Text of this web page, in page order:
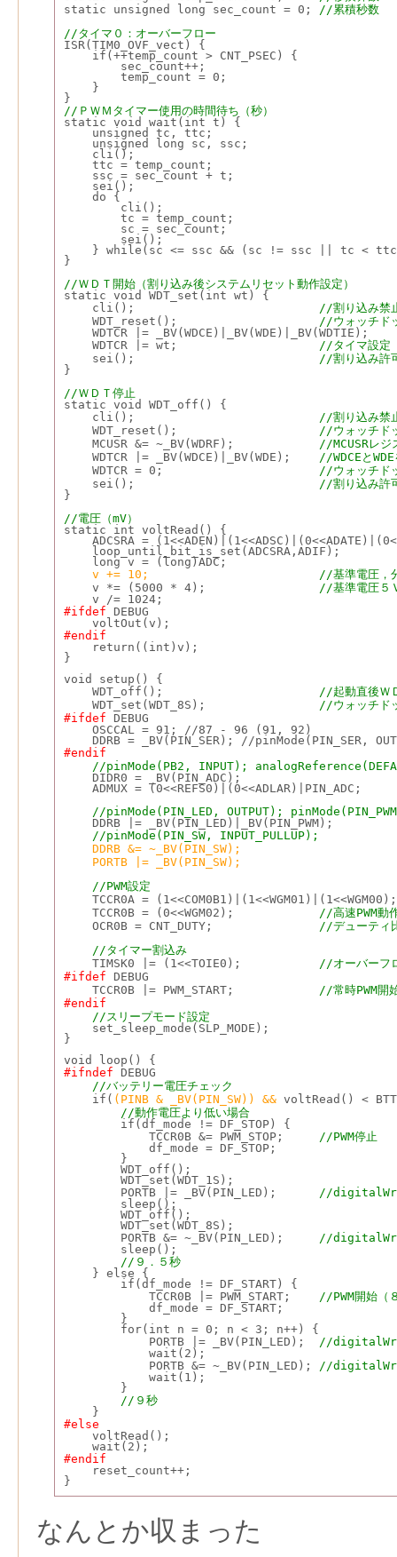
static unsigned long sec_count = 0; //累積秒数
//タイマ０：オーバーフロー
ISR(TIM0_OVF_vect) {
    if(++temp_count > CNT_PSEC) {
        sec_count++;
        temp_count = 0;
    }
}
//ＰＷＭタイマー使用の時間待ち（秒）
static void wait(int t) {
    unsigned tc, ttc;
    unsigned long sc, ssc;
    cli();
    ttc = temp_count;
    ssc = sec_count + t;
    sei();
    do {
        cli();
        tc = temp_count;
        sc = sec_count;
        sei();
} while(sc <= ssc && (sc != ssc || tc <
}
//ＷＤＴ開始（割り込み後システムリセット動作設定）
static void WDT_set(int wt) {
    cli();
//割り込み禁
    WDT_reset();
//ウォッチド
    WDTCR |= _BV(WDCE)|_BV(WDE)|_BV(WDTIE);
    WDTCR |= wt;
//タイマ設定
    sei();
//割り込み許
}
//ＷＤＴ停止
static void WDT_off() {
    cli();
//割り込み禁
    WDT_reset();
//ウォッチド
    MCUSR &= ~_BV(WDRF);
//MCUSRレジ
    WDTCR |= _BV(WDCE)|_BV(WDE);
//WDCEと
    WDTCR = 0;
//ウォッチド
    sei();
//割り込み許
}
//電圧（mV）
static int voltRead() {
ADCSRA =
    loop_until_bit_is_set(ADCSRA,ADIF);
    long v = (long)ADC;
v += 10;
//基準電圧，
    v *= (5000 * 4);
//基準電圧５
    v /= 1024;
#ifdef DEBUG
    voltOut(v);
#endif
    return((int)v);
}
void setup() {
    WDT_off();
//起動直後Ｗ
    WDT_set(WDT_8S);
//ウォッチド
#ifdef DEBUG
    OSCCAL = 91; //87 - 96 (91, 92)
DDRB = _BV(PIN_SER); //pinMode(PIN_SER,
#endif
//pinMode(PB2, INPUT);
    DIDR0 = _BV(PIN_ADC);
    ADMUX = (0<<REFS0)|(0<<ADLAR)|PIN_ADC;
//pinMode(PIN_LED, OUTPUT);
    DDRB |= _BV(PIN_LED)|_BV(PIN_PWM);
//pinMode(PIN_SW, INPUT_PULLUP);
DDRB &= ~_BV(PIN_SW);
PORTB |= _BV(PIN_SW);
//PWM設定
TCCR0A =
    TCCR0B = (0<<WGM02);
//高速PWM動
    OCR0B = CNT_DUTY;
//デューティ
//タイマー割込み
    TIMSK0 |= (1<<TOIE0);
//オーバーフ
#ifdef DEBUG
    TCCR0B |= PWM_START;
//常時PWM開
#endif
//スリープモード設定
    set_sleep_mode(SLP_MODE);
}
void loop() {
#ifndef DEBUG
//バッテリー電圧チェック
if( (PINB & _BV(PIN_SW)) && voltRead() <
//動作電圧より低い場合
        if(df_mode != DF_STOP) {
            TCCR0B &= PWM_STOP;
//PWM停止
            df_mode = DF_STOP;
        }
        WDT_off();
        WDT_set(WDT_1S);
        PORTB |= _BV(PIN_LED);
//
        sleep();
        WDT_off();
        WDT_set(WDT_8S);
        PORTB &= ~_BV(PIN_LED);
//
        sleep();
//９．５秒
    } else {
        if(df_mode != DF_START) {
            TCCR0B |= PWM_START;
//PWM開始（
            df_mode = DF_START;
        }
        for(int n = 0; n < 3; n++) {
            PORTB |= _BV(PIN_LED);
//
            wait(2);
            PORTB &= ~_BV(PIN_LED);
//
            wait(1);
        }
//９秒
    }
#else
    voltRead();
    wait(2);
#endif
    reset_count++;
}
なんとか収まった